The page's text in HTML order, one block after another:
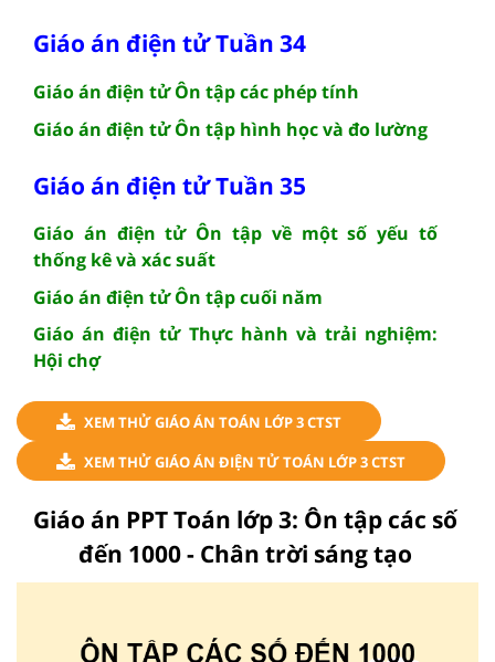
Giáo án điện tử Tuần 34
Giáo án điện tử Ôn tập các phép tính
Giáo án điện tử Ôn tập hình học và đo lường
Giáo án điện tử Tuần 35
Giáo án điện tử Ôn tập về một số yếu tố
thống kê và xác suất
Giáo án điện tử Ôn tập cuối năm
Giáo án điện tử Thực hành và trải nghiệm:
Hội chợ
XEM THỬ GIÁO ÁN TOÁN LỚP 3 CTST
XEM THỬ GIÁO ÁN ĐIỆN TỬ TOÁN LỚP 3 CTST
Giáo án PPT Toán lớp 3: Ôn tập các số
đến 1000 - Chân trời sáng tạo